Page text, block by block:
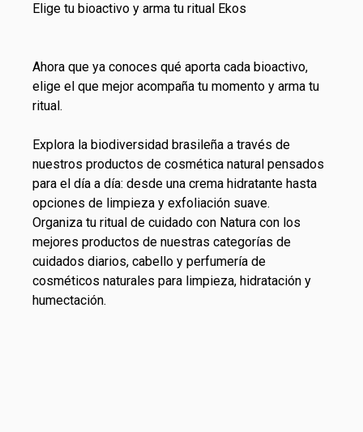
Elige tu bioactivo y arma tu ritual Ekos
Ahora que ya conoces qué aporta cada bioactivo,
elige el que mejor acompaña tu momento y arma tu
ritual.
Explora la biodiversidad brasileña a través de
nuestros productos de cosmética natural pensados
para el día a día: desde una crema hidratante hasta
opciones de limpieza y exfoliación suave.
Organiza tu ritual de cuidado con Natura con los
mejores productos de nuestras categorías de
cuidados diarios, cabello y perfumería de
cosméticos naturales para limpieza, hidratación y
humectación.